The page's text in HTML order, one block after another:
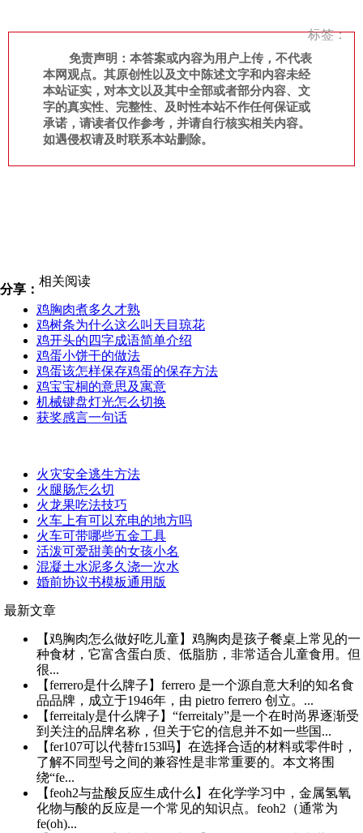
标签：
免责声明：本答案或内容为用户上传，不代表
本网观点。其原创性以及文中陈述文字和内容未经
本站证实，对本文以及其中全部或者部分内容、文
字的真实性、完整性、及时性本站不作任何保证或
承诺，请读者仅作参考，并请自行核实相关内容。
如遇侵权请及时联系本站删除。
分享：
相关阅读
鸡胸肉煮多久才熟
鸡树条为什么这么叫天目琼花
鸡开头的四字成语简单介绍
鸡蛋小饼干的做法
鸡蛋该怎样保存鸡蛋的保存方法
鸡宝宝桐的意思及寓意
机械键盘灯光怎么切换
获奖感言一句话
火灾安全逃生方法
火腿肠怎么切
火龙果吃法技巧
火车上有可以充电的地方吗
火车可带哪些五金工具
活泼可爱甜美的女孩小名
混凝土水泥多久浇一次水
婚前协议书模板通用版
最新文章
【鸡胸肉怎么做好吃儿童】鸡胸肉是孩子餐桌上常见的一
种食材，它富含蛋白质、低脂肪，非常适合儿童食用。但
很...
【ferrero是什么牌子】ferrero 是一个源自意大利的知名食
品品牌，成立于1946年，由 pietro ferrero 创立。...
【ferreitaly是什么牌子】“ferreitaly”是一个在时尚界逐渐受
到关注的品牌名称，但关于它的信息并不如一些国...
【fer107可以代替fr153吗】在选择合适的材料或零件时，
了解不同型号之间的兼容性是非常重要的。本文将围
绕“fe...
【feoh2与盐酸反应生成什么】在化学学习中，金属氢氧
化物与酸的反应是一个常见的知识点。feoh2（通常为
fe(oh)...